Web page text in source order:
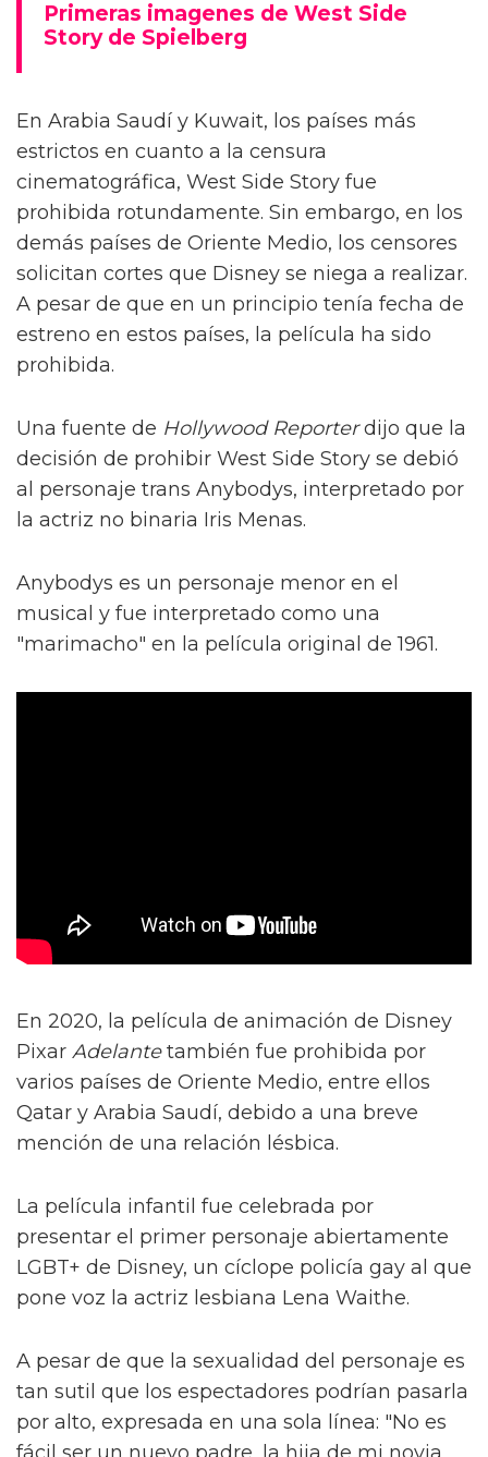
Primeras imagenes de West Side
Story de Spielberg
En Arabia Saudí y Kuwait, los países más
estrictos en cuanto a la censura
cinematográfica, West Side Story fue
prohibida rotundamente. Sin embargo, en los
demás países de Oriente Medio, los censores
solicitan cortes que Disney se niega a realizar.
A pesar de que en un principio tenía fecha de
estreno en estos países, la película ha sido
prohibida.
Una fuente de Hollywood Reporterdijo que la
decisión de prohibir West Side Story se debió
al personaje trans Anybodys, interpretado por
la actriz no binaria Iris Menas.
Anybodys es un personaje menor en el
musical y fue interpretado como una
"marimacho" en la película original de 1961.
En 2020, la película de animación de Disney
Pixar Adelantetambién fue prohibida por
varios países de Oriente Medio, entre ellos
Qatar y Arabia Saudí, debido a una breve
mención de una relación lésbica.
La película infantil fue celebrada por
presentar el primer personaje abiertamente
LGBT+ de Disney, un cíclope policía gay al que
pone voz la actriz lesbiana Lena Waithe.
A pesar de que la sexualidad del personaje es
tan sutil que los espectadores podrían pasarla
por alto, expresada en una sola línea: "No es